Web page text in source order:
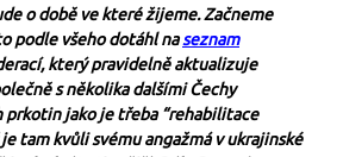
o době ve které žijeme. Začneme
podle všeho dotáhl naseznam
který pravidelně aktualizuje
s několika dalšími Čechy
prkotin jako je třeba “rehabilitace
tam kvůli svému angažmá v ukrajinské